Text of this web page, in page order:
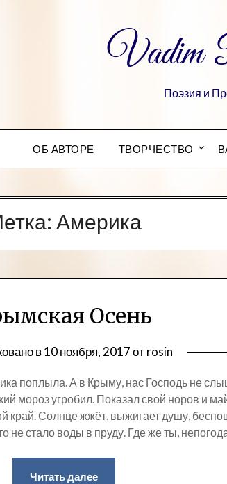
Vadim
Поэзия и
ОБ АВТОРЕ ТВОРЧЕСТВО
Америка
Осень
в10 ноября, 2017отrosin
поплыла. А в Крыму, нас Господь не
мороз угробил. Показал свой норов и
край. Солнце жжёт, выжигает душу,
не стало воды в пруду. Где же ты,
Читать далее